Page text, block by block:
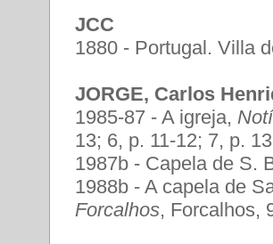
JCC
1880 - Portugal. Villa
JORGE, Carlos
1985-87 - A igreja,
13; 6, p. 11-12; 7, p.
1987b - Capela de S.
1988b - A capela de
Forcalhos, Forcalhos,